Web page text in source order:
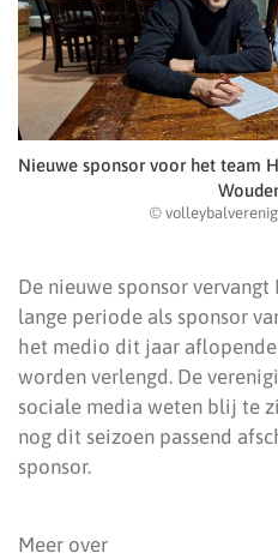
Nieuwe sponsor voor het team
©
De nieuwe sponsor vervangt
lange periode als sponsor
het medio dit jaar
worden verlengd. De
sociale media weten blij te
nog dit seizoen passend
sponsor.
Meer over